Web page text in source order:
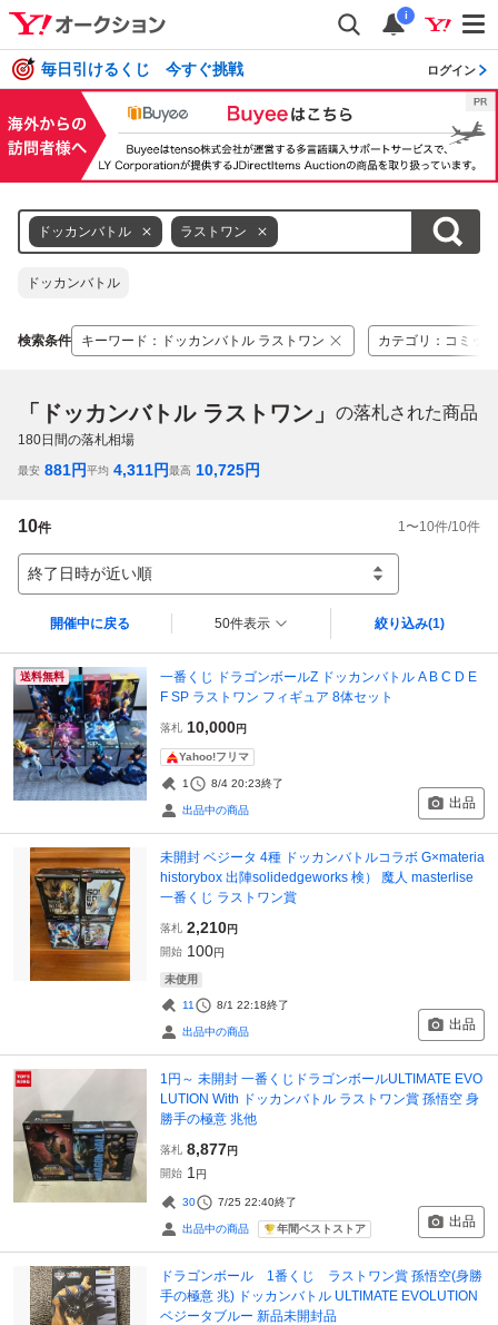
i
毎日引けるくじ 今すぐ挑戦 ログイン
ドッカンバトル ラストワン
ドッカンバトル
検索条件 キーワード ： ドッカンバトル ラストワン カテゴリ ： コミッ
「ドッカンバトル ラストワン」 の落札された商品
180日間の落札相場
最安 881円平均 4,311円最高 10,725円
10件 1 〜10件/10件
終了日時が近い順
開催中に戻る 50件表示 絞り込み(1)
送料無料
一番くじ ドラゴンボールZ ドッカンバトル A B C D E
F SP ラストワン フィギュア 8体セット
落札 10,000円
Yahoo!フリマ
1 8/4 20:23終了
出品中の商品 出品
未開封 ベジータ 4種 ドッカンバトルコラボ G×materia
historybox 出陣solidedgeworks 検） 魔人 masterlise
一番くじ ラストワン賞
落札 2,210円
開始 100円
未使用
11 8/1 22:18終了
出品中の商品 出品
1円～ 未開封 一番くじドラゴンボールULTIMATE EVO
LUTION With ドッカンバトル ラストワン賞 孫悟空 身
勝手の極意 兆他
落札 8,877円
開始 1 円
30 7/25 22:40終了
出品中の商品 年間ベストストア 出品
ドラゴンボール 1番くじ ラストワン賞 孫悟空(身勝
手の極意 兆) ドッカンバトル ULTIMATE EVOLUTION
ベジータブルー 新品未開封品